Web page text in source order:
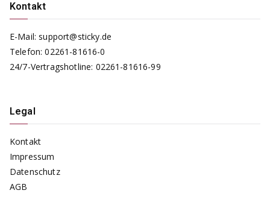
Kontakt
E-Mail:support@sticky.de
Telefon:02261-81616-0
24/7-Vertragshotline: 02261-81616-99
Legal
Kontakt
Impressum
Datenschutz
AGB